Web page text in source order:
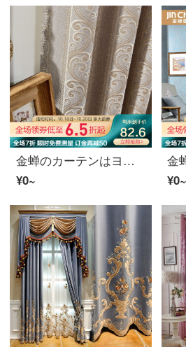
金蝉のカーテンはヨーロッパ式カーテンの完成品をカスタマイズして、花をさえぎって、寝室の窓を揺らします。
¥0~
¥0~